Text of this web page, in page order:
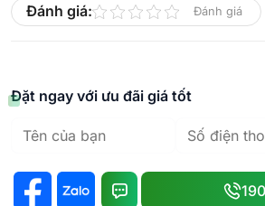
Đánh giá: Đánh giá
Đặt ngay với ưu đãi giá tốt